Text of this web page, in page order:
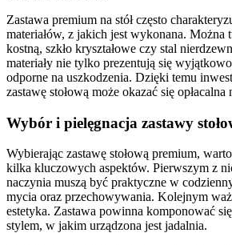
Zastawa premium na stół często
materiałów, z jakich jest wykonana. Można
kostną, szkło kryształowe czy stal
materiały nie tylko prezentują się
odporne na uszkodzenia. Dzięki temu
zastawę stołową może okazać się opłacalna
Wybór i pielęgnacja zastawy
Wybierając zastawę stołową premium,
kilka kluczowych aspektów. Pierwszym z
naczynia muszą być praktyczne w
mycia oraz przechowywania. Kolejnym
estetyka. Zastawa powinna komponować
stylem, w jakim urządzona jest jadalnia.